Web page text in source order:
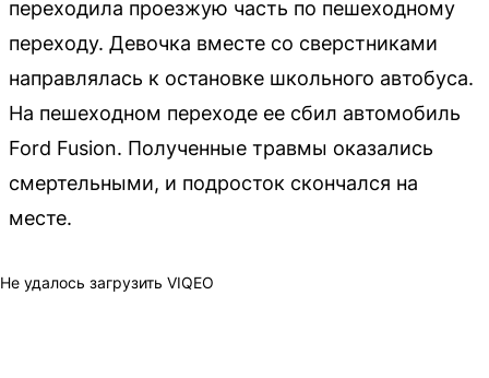
переходила проезжую часть по пешеходному
переходу. Девочка вместе со сверстниками
направлялась к остановке школьного автобуса.
На пешеходном переходе ее сбил автомобиль
Ford Fusion. Полученные травмы оказались
смертельными, и подросток скончался на
месте.
Не удалось загрузить VIQEO